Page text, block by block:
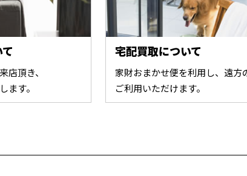
店頂き、
ます。
宅配買取について
家財おまかせ便を利用し、遠方
ご利用いただけます。